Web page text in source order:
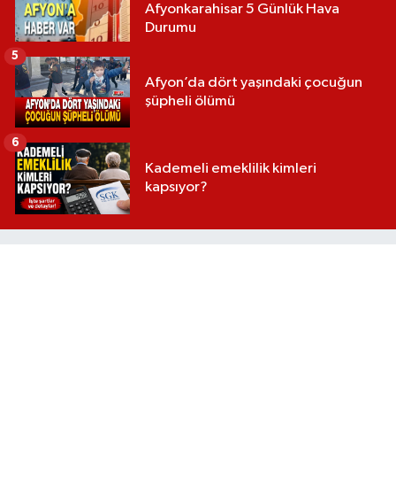
Afyonkarahisar 5 Günlük Hava
Durumu
Afyon’da dört yaşındaki çocuğun
şüpheli ölümü
5
Kademeli emeklilik kimleri
kapsıyor?
6